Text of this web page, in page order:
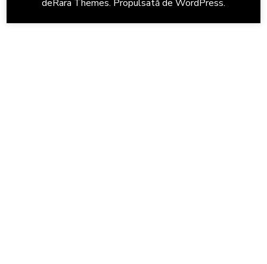
deRara Themes. Propulsată de WordPress.